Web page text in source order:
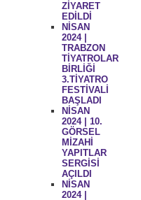
ZİYARET
EDİLDİ
NİSAN
2024 |
TRABZON
TİYATROLAR
BİRLİĞİ
3.TİYATRO
FESTİVALİ
BAŞLADI
NİSAN
2024 | 10.
GÖRSEL
MİZAHİ
YAPITLAR
SERGİSİ
AÇILDI
NİSAN
2024 |